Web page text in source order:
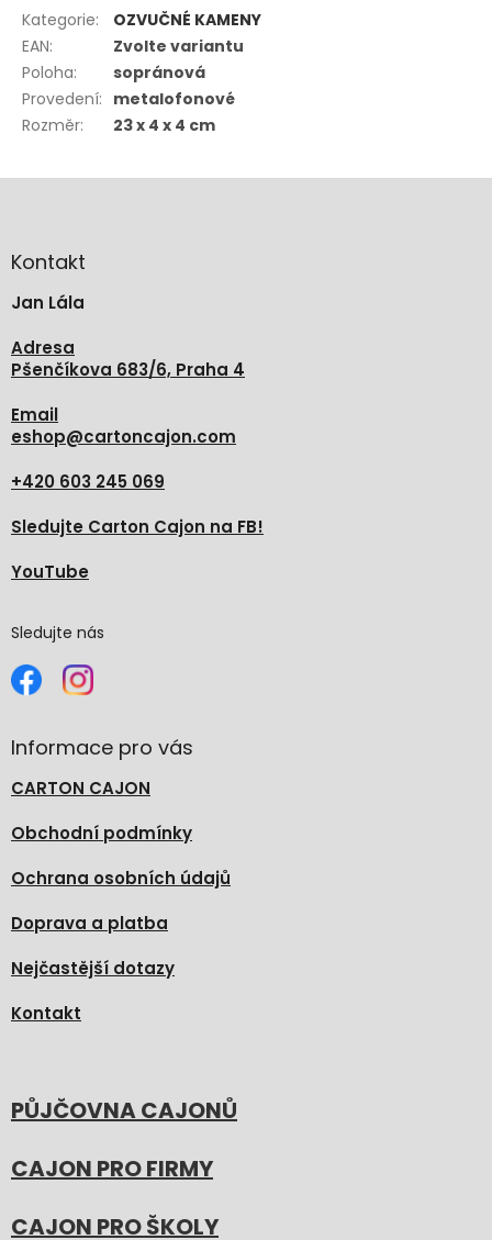
Kategorie:
OZVUČNÉ KAMENY
EAN:
Zvolte variantu
Poloha:
sopránová
Provedení: metalofonové
Rozměr: 23 x 4 x 4 cm
Z
aKontakt
Jan Lála
Adresa
Pšenčíkova 683/6, Praha 4
Email
eshop@cartoncajon.com
+420 603 245 069
Sledujte Carton Cajon na FB!
YouTube
Sledujte nás
Informace pro vás
CARTON CAJON
Obchodní podmínky
Ochrana osobních údajů
Doprava a platba
Nejčastější dotazy
Kontakt
PŮJČOVNA CAJONŮ
CAJON PRO FIRMY
CAJON PRO ŠKOLY